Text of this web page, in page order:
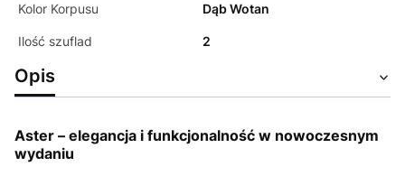
Kolor Korpusu Dąb Wotan
Ilość szuflad 2
Opis
Aster – elegancja i funkcjonalność w nowoczesnym
wydaniu